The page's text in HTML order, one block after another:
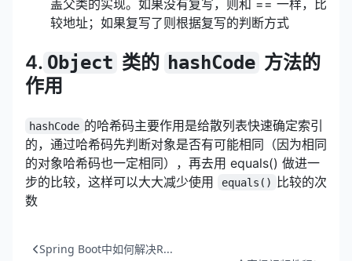
盖父类的实现。如果没有复写，则和 == 一样，比
较地址；如果复写了则根据复写的判断方式
4. Object 类的 hashCode 方法的
作用
hashCode 的哈希码主要作用是给散列表快速确定索引
的，通过哈希码先判断对象是否有可能相同（因为相同
的对象哈希码也一定相同），再去用 equals() 做进一
步的比较，这样可以大大减少使用
equals()
比较的次
数
Spring Boot中如何解决R...